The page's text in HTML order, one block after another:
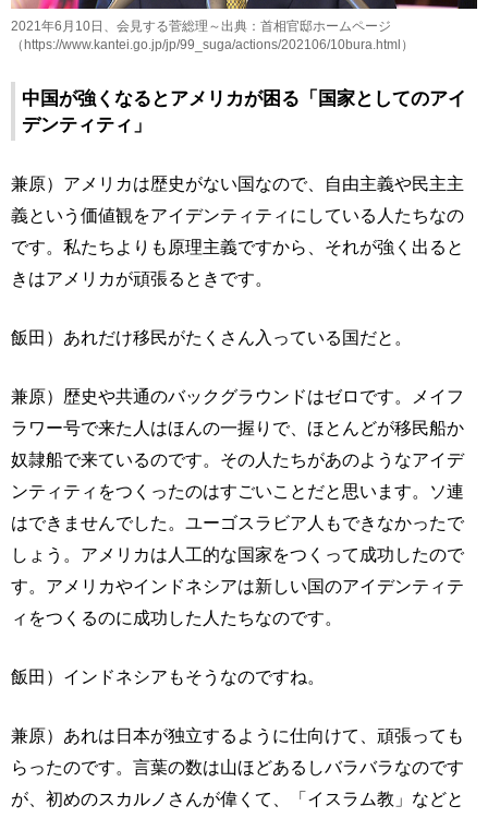
2021年6月10日、会見する菅総理～出典：首相官邸ホームページ
（https://www.kantei.go.jp/jp/99_suga/actions/202106/10bura.html）
中国が強くなるとアメリカが困る「国家としてのアイ
デンティティ」
兼原）アメリカは歴史がない国なので、自由主義や民主主
義という価値観をアイデンティティにしている人たちなの
です。私たちよりも原理主義ですから、それが強く出ると
きはアメリカが頑張るときです。
飯田）あれだけ移民がたくさん入っている国だと。
兼原）歴史や共通のバックグラウンドはゼロです。メイフ
ラワー号で来た人はほんの一握りで、ほとんどが移民船か
奴隷船で来ているのです。その人たちがあのようなアイデ
ンティティをつくったのはすごいことだと思います。ソ連
はできませんでした。ユーゴスラビア人もできなかったで
しょう。アメリカは人工的な国家をつくって成功したので
す。アメリカやインドネシアは新しい国のアイデンティテ
ィをつくるのに成功した人たちなのです。
飯田）インドネシアもそうなのですね。
兼原）あれは日本が独立するように仕向けて、頑張っても
らったのです。言葉の数は山ほどあるしバラバラなのです
が、初めのスカルノさんが偉くて、「イスラム教」などと